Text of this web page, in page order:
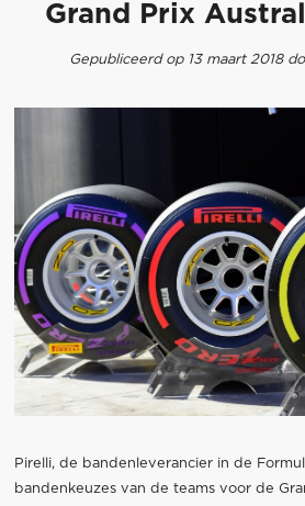
Grand Prix
Gepubliceerd op 13 maart 2018
Pirelli, de bandenleverancier in de
bandenkeuzes van de teams voor de